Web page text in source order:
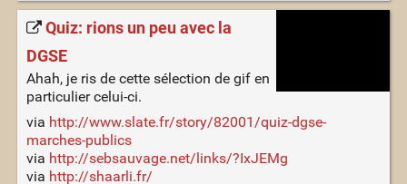
Quiz: rions un peu avec la
DGSE
Ahah, je ris de cette sélection de gif en
particulier celui-ci.
via http://www.slate.fr/story/82001/quiz-dgse-
marches-publics
via http://sebsauvage.net/links/?IxJEMg
via http://shaarli.fr/